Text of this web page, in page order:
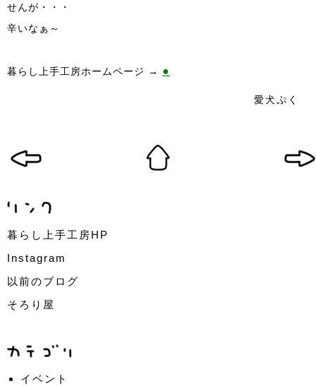
せんが・・・
辛いなぁ～
暮らし上手工房ホームページ → ●
愛犬ぷく
暮らし上手工房HP
Instagram
以前のブログ
そろり屋
イベント